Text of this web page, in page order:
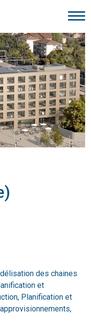
des chaines
et
Planification et